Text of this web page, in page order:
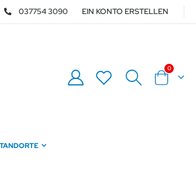
037754 3090 EIN KONTO ERSTELLEN
Warenkorb
0Artikel